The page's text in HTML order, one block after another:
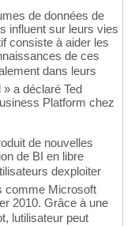
de données de
influent sur leurs vies
consiste à aider les
de ces
dans leurs
a déclaré Ted
Platform chez
de nouvelles
de BI en libre
dexploiter
comme Microsoft
2010. Grâce à une
lutilisateur peut